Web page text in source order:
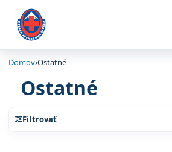
Domov›Ostatné
Ostatné
Filtrovať